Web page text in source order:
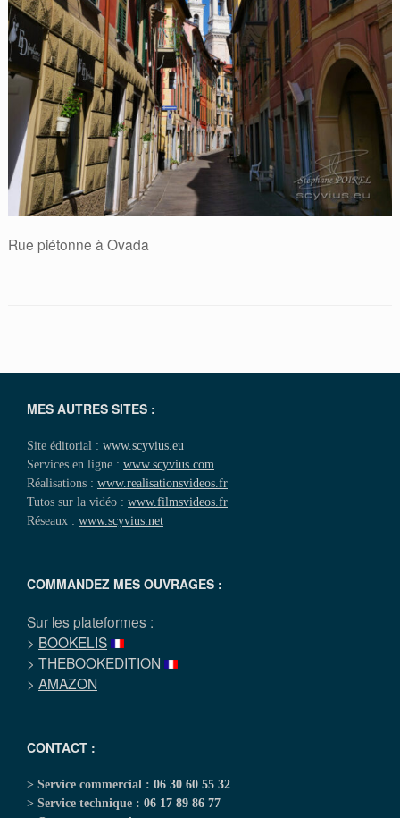
Rue piétonne à Ovada
MES AUTRES SITES :
Site éditorial : www.scyvius.eu
Services en ligne : www.scyvius.com
Réalisations : www.realisationsvideos.fr
Tutos sur la vidéo : www.filmsvideos.fr
Réseaux : www.scyvius.net
COMMANDEZ MES OUVRAGES :
Sur les plateformes :
> BOOKELIS
> THEBOOKEDITION
> AMAZON
CONTACT :
> Service commercial : 06 30 60 55 32
> Service technique : 06 17 89 86 77